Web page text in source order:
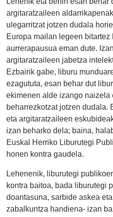
argitaratzaileen
ulegarritzat jotzen dudala
Europa mailan legeen
aurrerapausua eman dute.
argitaratzaileen jabetza
Ezbairik gabe, liburu
ezagututa, esan behar dut
ekimenen alde izango naizela
beharrezkotzat jotzen dudala.
eta argitaratzaileen
izan beharko dela; baina,
Euskal Herriko Liburutegi
honen kontra gaudela.
Lehenenik, liburutegi
kontra baitoa, bada liburutegi
doantasuna, sarbide askea
zabalkuntza handiena- izan